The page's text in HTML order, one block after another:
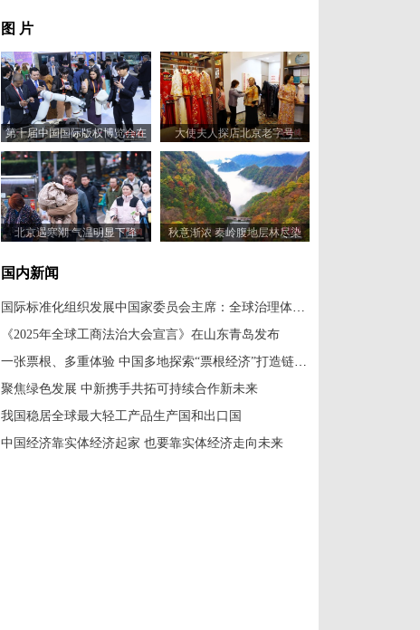
图 片
第十届中国国际版权博览会在
山东青岛开幕
大使夫人探店北京老字号
北京遇寒潮 气温明显下降 秋意渐浓 秦岭腹地层林尽染
国内新闻
国际标准化组织发展中国家委员会主席：全球治理体系改革应共建共享
《2025年全球工商法治大会宣言》在山东青岛发布
一张票根、多重体验 中国多地探索“票根经济”打造链式消费新场景
聚焦绿色发展 中新携手共拓可持续合作新未来
我国稳居全球最大轻工产品生产国和出口国
中国经济靠实体经济起家 也要靠实体经济走向未来